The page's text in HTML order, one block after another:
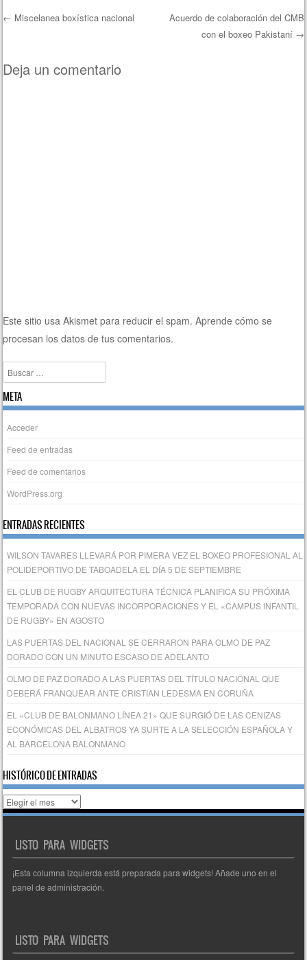
Navegación de entradas
← Miscelanea boxística nacional
Acuerdo de colaboración del CMB
con el boxeo Pakistaní →
Deja un comentario
Este sitio usa Akismet para reducir el spam.Aprende cómo se
procesan los datos de tus comentarios.
Buscar
META
Acceder
Feed de entradas
Feed de comentarios
WordPress.org
ENTRADAS RECIENTES
WILSON TAVARES LLEVARÁ POR PIMERA VEZ EL BOXEO PROFESIONAL AL
POLIDEPORTIVO DE TABOADELA EL DÍA 5 DE SEPTIEMBRE
EL CLUB DE RUGBY ARQUITECTURA TÉCNICA PLANIFICA SU PRÓXIMA
TEMPORADA CON NUEVAS INCORPORACIONES Y EL «CAMPUS INFANTIL
DE RUGBY» EN AGOSTO
LAS PUERTAS DEL NACIONAL SE CERRARON PARA OLMO DE PAZ
DORADO CON UN MINUTO ESCASO DE ADELANTO
OLMO DE PAZ DORADO A LAS PUERTAS DEL TÍTULO NACIONAL QUE
DEBERÁ FRANQUEAR ANTE CRISTIAN LEDESMA EN CORUÑA
EL «CLUB DE BALONMANO LÍNEA 21» QUE SURGIÓ DE LAS CENIZAS
ECONÓMICAS DEL ALBATROS YA SURTE A LA SELECCIÓN ESPAÑOLA Y
AL BARCELONA BALONMANO
HISTÓRICO DE ENTRADAS
Histórico
de
LISTO PARA WIDGETS
¡Esta columna izquierda está preparada para widgets! Añade uno en el
panel de administración.
LISTO PARA WIDGETS